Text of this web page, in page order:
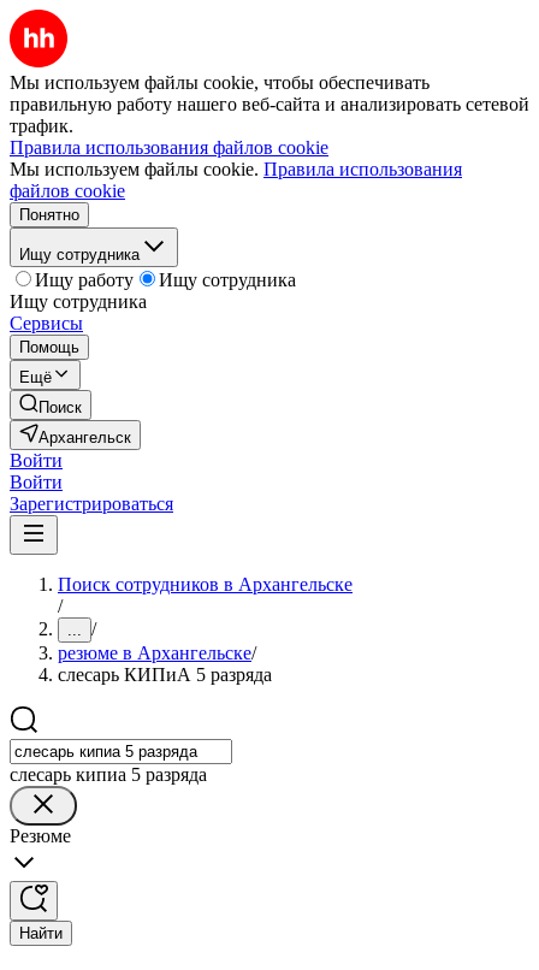
Мы используем файлы cookie, чтобы обеспечивать
правильную работу нашего веб-сайта и анализировать сетевой
трафик.
Правила использования файлов cookie
Мы используем файлы cookie. Правила использования
файлов cookie
Понятно
Ищу сотрудника
Ищу работу
Ищу сотрудника
Ищу сотрудника
Сервисы
Помощь
Ещё
Поиск
Архангельск
Войти
Войти
Зарегистрироваться
Поиск сотрудников в Архангельске
/
... /
резюме в Архангельске/
слесарь КИПиА 5 разряда
слесарь кипиа 5 разряда
Резюме
Найти